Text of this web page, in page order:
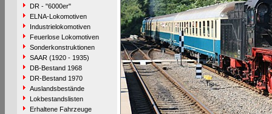
DR - "6000er"
ELNA-Lokomotiven
Industrielokomotiven
Feuerlose Lokomotiven
Sonderkonstruktionen
SAAR (1920 - 1935)
DB-Bestand 1968
DR-Bestand 1970
Auslandsbestände
Lokbestandslisten
Erhaltene Fahrzeuge